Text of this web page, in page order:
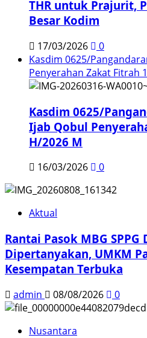
THR untuk Prajurit,
Besar Kodim
17/03/2026
0
Kasdim 0625/
Penyerahan Zakat Fitrah
Kasdim 0625/
Ijab Qobul
H/2026 M
16/03/2026 0
Aktual
Rantai Pasok MBG SPPG
Dipertanyakan, UMKM
Kesempatan Terbuka
admin 08/08/2026 0
Nusantara